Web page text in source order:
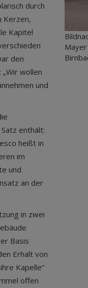
durch
Kerzen,
Kapitel
den
wollen
und
enthält:
heißt in
im
und
an der
in zwei
Basis
Erhalt von
Kapelle“
offen